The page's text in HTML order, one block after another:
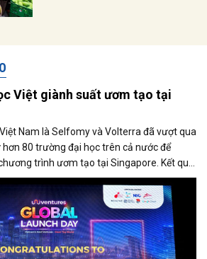
Việt giành suất ươm tạo tại
Nam là Selfomy và Volterra đã vượt qua
80 trường đại học trên cả nước để
trình ươm tạo tại Singapore. Kết quả
kiện UniVentures - Global Launch Day
tại TP.HCM.